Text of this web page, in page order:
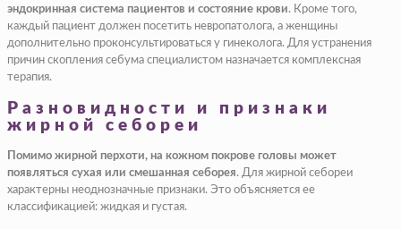
эндокринная система пациентов и состояние крови. Кроме того,
каждый пациент должен посетить невропатолога, а женщины
дополнительно проконсультироваться у гинеколога. Для устранения
причин скопления себума специалистом назначается комплексная
терапия.
Разновидности и признаки
жирной себореи
Помимо жирной перхоти, на кожном покрове головы может
появляться сухая или смешанная себорея. Для жирной себореи
характерны неоднозначные признаки. Это объясняется ее
классификацией: жидкая и густая.